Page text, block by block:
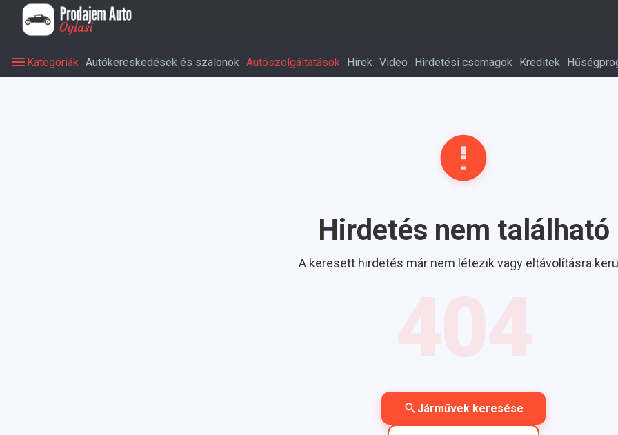
Kategóriák Autókereskedések és szalonok Autószolgáltatások Hírek Video Hirdetési csomagok Kreditek
Hirdetés nem található
A keresett hirdetés már nem létezik vagy eltávolításra
Járművek keresése